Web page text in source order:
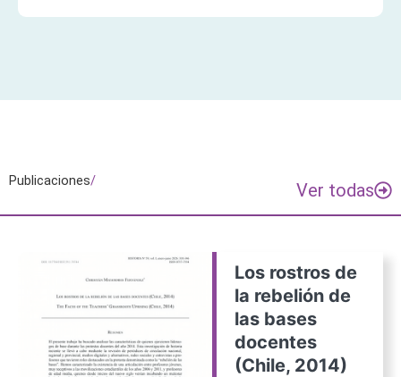
Publicaciones/ Ver todas
Los rostros de
la rebelión de
las bases
docentes
(Chile, 2014)